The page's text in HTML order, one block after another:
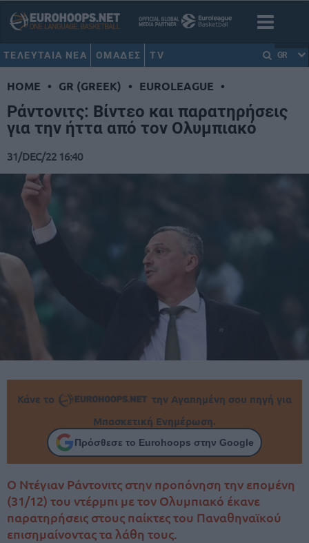
ΤΕΛΕΥΤΑΙΑ ΝΕΑ ΟΜΑΔΕΣ TV GR
HOME • GR (GREEK) • EUROLEAGUE •
Ράντονιτς: Βίντεο και παρατηρήσεις
για την ήττα από τον Ολυμπιακό
31/DEC/22 16:40
Κάνε το
την Αγαπημένη σου πηγή για
Μπασκετική Ενημέρωση.
Πρόσθεσε το Eurohoops στην Google
Ο Ντέγιαν Ράντονιτς στην προπόνηση την επομένη
(31/12) του ντέρμπι με τον Ολυμπιακό έκανε
παρατηρήσεις στους παίκτες του Παναθηναϊκού
επισημαίνοντας τα λάθη τους.